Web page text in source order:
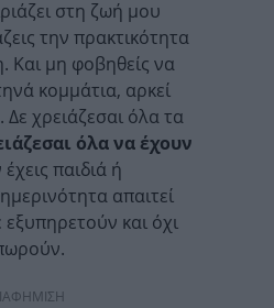
στη ζωή μου
την πρακτικότητα
Και μη φοβηθείς να
κομμάτια, αρκεί
Δε χρειάζεσαι όλα τα
όλα να έχουν
έχεις παιδιά ή
απαιτεί
και όχι